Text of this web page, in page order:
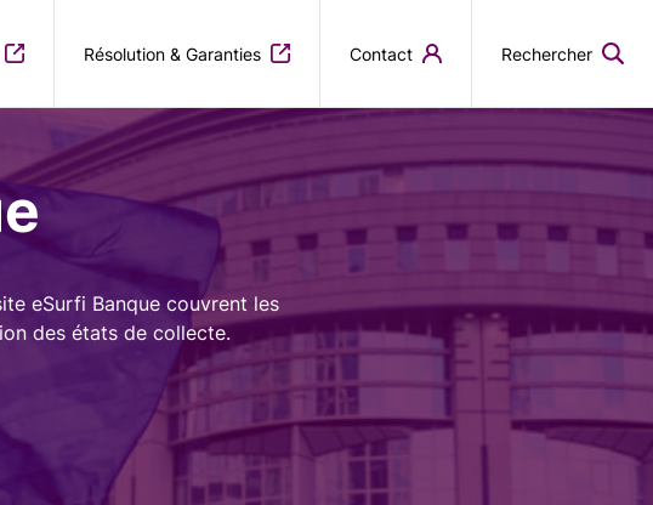
Résolution & Garanties Contact Rechercher
eSurfi Banque couvrent les
des états de collecte.